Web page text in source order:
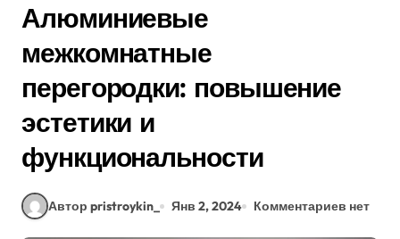
Алюминиевые
межкомнатные
перегородки: повышение
эстетики и
функциональности
Автор pristroykin_ Янв 2, 2024 Комментариев нет